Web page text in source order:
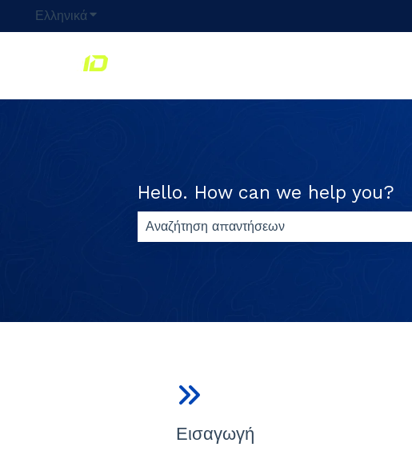
ΕλληνικάΕμφάνιση υπομενού για μεταφράσεις
Hello. How can we help you?
Εισαγωγή